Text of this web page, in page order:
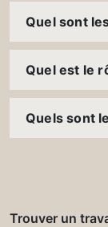
Quel sont
Quels sont
Trouver un